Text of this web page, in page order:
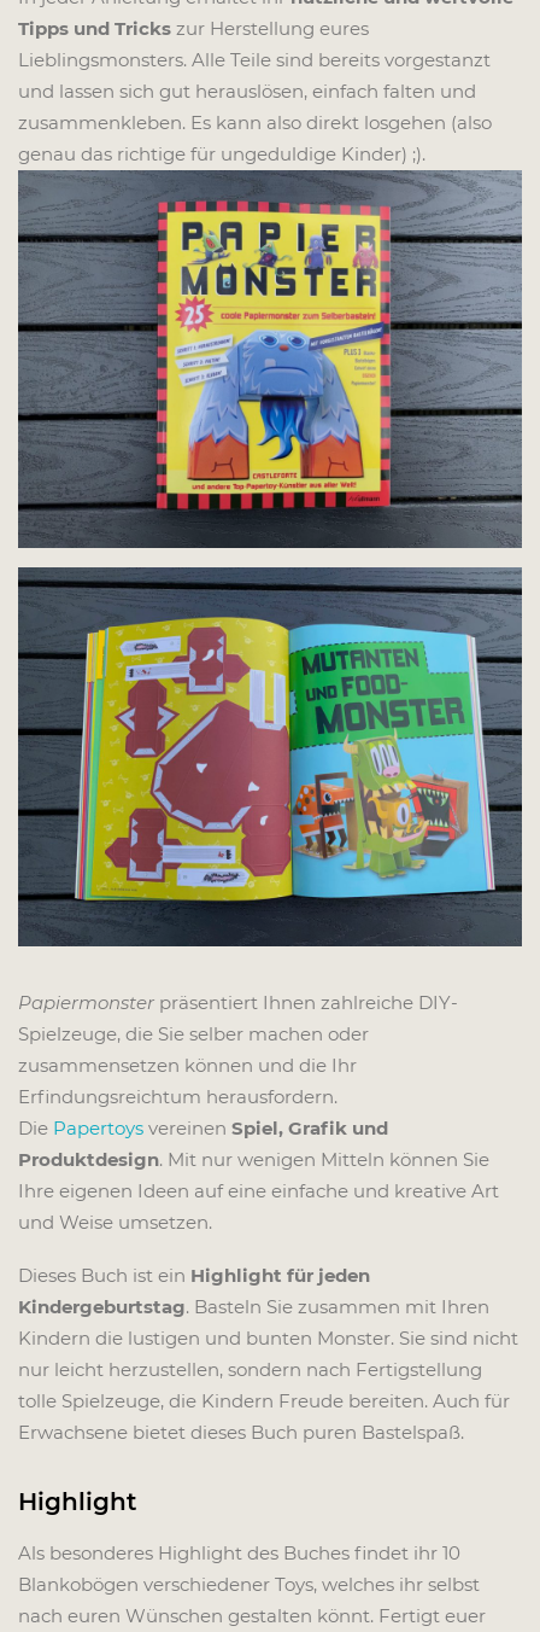
Tipps und Tricks zur Herstellung eures
Lieblingsmonsters. Alle Teile sind bereits vorgestanzt
und lassen sich gut herauslösen, einfach falten und
zusammenkleben. Es kann also direkt losgehen (also
genau das richtige für ungeduldige Kinder) ;).
Papiermonster präsentiert Ihnen zahlreiche DIY-
Spielzeuge, die Sie selber machen oder
zusammensetzen können und die Ihr
Erfindungsreichtum herausfordern.
Die Papertoys vereinen Spiel, Grafik und
Produktdesign. Mit nur wenigen Mitteln können Sie
Ihre eigenen Ideen auf eine einfache und kreative Art
und Weise umsetzen.
Dieses Buch ist ein Highlight für jeden
Kindergeburtstag. Basteln Sie zusammen mit Ihren
Kindern die lustigen und bunten Monster. Sie sind nicht
nur leicht herzustellen, sondern nach Fertigstellung
tolle Spielzeuge, die Kindern Freude bereiten. Auch für
Erwachsene bietet dieses Buch puren Bastelspaß.
Highlight
Als besonderes Highlight des Buches findet ihr 10
Blankobögen verschiedener Toys, welches ihr selbst
nach euren Wünschen gestalten könnt. Fertigt euer